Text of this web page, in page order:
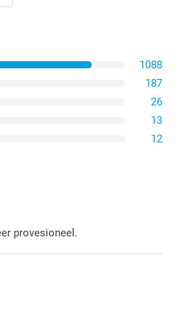
met een driehoekje,
genoeg om een kwalitatieve
kan de foto vervangen door een
de foto kleiner maken door de
1088
187
26
13
12
provesioneel.